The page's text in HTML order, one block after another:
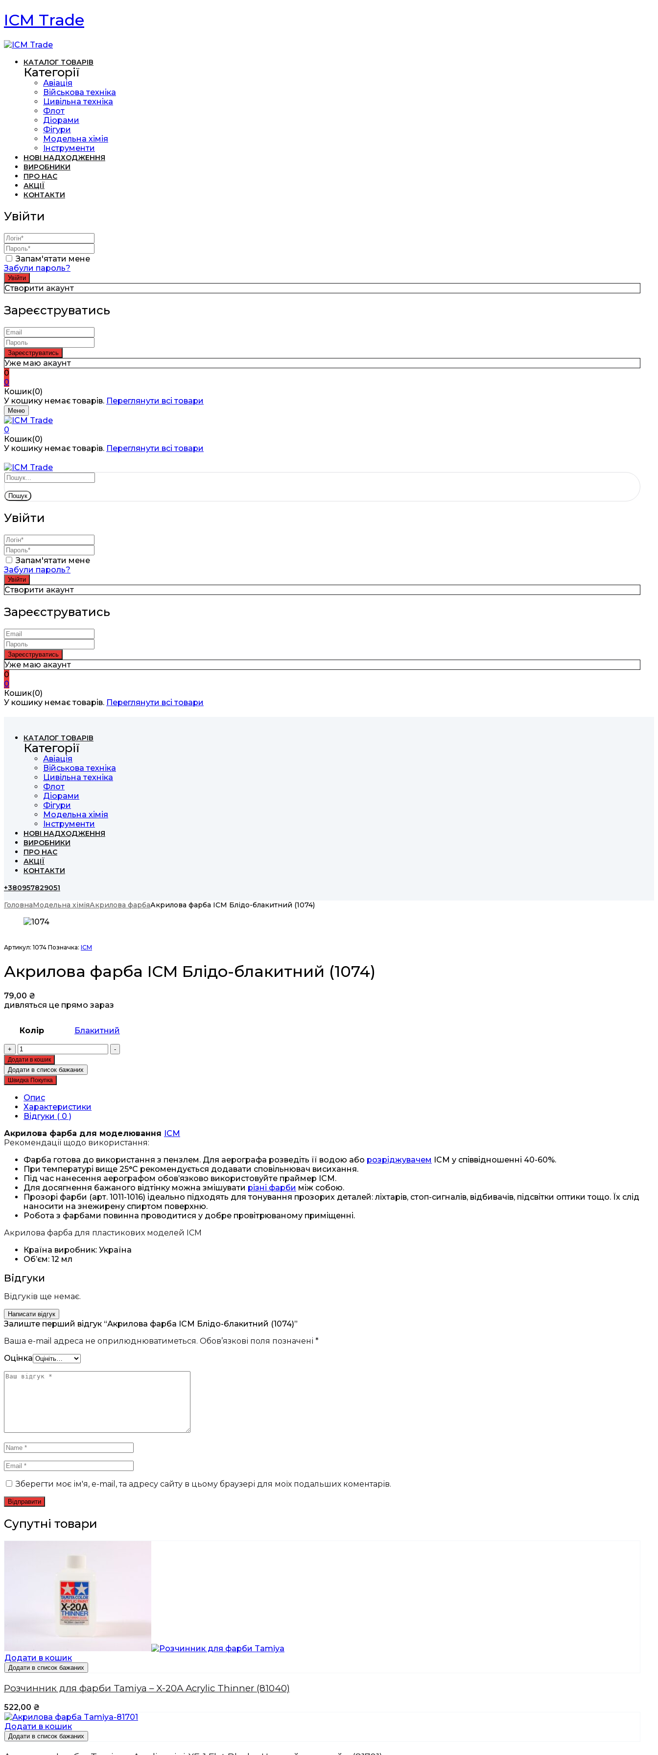
ICM Trade
КАТАЛОГ ТОВАРІВ
Категорії
Авіація
Військова техніка
Цивільна техніка
Флот
Діорами
Фігури
Модельна хімія
Інструменти
НОВІ НАДХОДЖЕННЯ
ВИРОБНИКИ
ПРО НАС
АКЦІЇ
КОНТАКТИ
Увійти
Запам'ятати мене
Забули пароль?
Створити акаунт
Зареєструватись
Уже маю акаунт
0
0
Кошик(0)
У кошику немає товарів. Переглянути всі товари
Меню
0
Кошик(0)
У кошику немає товарів. Переглянути всі товари
Пошук
Увійти
Запам'ятати мене
Забули пароль?
Створити акаунт
Зареєструватись
Уже маю акаунт
0
0
Кошик(0)
У кошику немає товарів. Переглянути всі товари
КАТАЛОГ ТОВАРІВ
Категорії
Авіація
Військова техніка
Цивільна техніка
Флот
Діорами
Фігури
Модельна хімія
Інструменти
НОВІ НАДХОДЖЕННЯ
ВИРОБНИКИ
ПРО НАС
АКЦІЇ
КОНТАКТИ
+380957829051
ГоловнаМодельна хіміяАкрилова фарбаАкрилова фарба ICM Блідо-блакитний (1074)
Артикул: 1074 Позначка: ICM
Акрилова фарба ICM Блідо-блакитний (1074)
79,00 ₴
дивляться це прямо зараз
Колір Блакитний
+
Акрилова
фарба
ICM
Блідо-
блакитний
(1074)
кількість
-
Додати в кошик
Додати в список бажаних
Швидка Покупка
Опис
Характеристики
Відгуки ( 0 )
Акрилова фарба для моделювання ICM
Рекомендації щодо використання:
Фарба готова до використання з пензлем. Для аерографа розведіть її водою або розріджувачем ICM у співвідношенні 40-60%.
При температурі вище 25°C рекомендується додавати сповільнювач висихання.
Під час нанесення аерографом обов’язково використовуйте праймер ICM.
Для досягнення бажаного відтінку можна змішувати різні фарби між собою.
Прозорі фарби (арт. 1011-1016) ідеально підходять для тонування прозорих деталей: ліхтарів, стоп-сигналів, відбивачів, підсвітки оптики тощо. Їх слід
наносити на знежирену спиртом поверхню.
Робота з фарбами повинна проводитися у добре провітрюваному приміщенні.
Акрилова фарба для пластикових моделей ICM
Країна виробник: Україна
Об’єм: 12 мл
Відгуки
Відгуків ще немає.
Написати відгук
Залиште перший відгук “Акрилова фарба ICM Блідо-блакитний (1074)”
Ваша e-mail адреса не оприлюднюватиметься. Обов’язкові поля позначені *
Оцінка
Зберегти моє ім'я, e-mail, та адресу сайту в цьому браузері для моїх подальших коментарів.
Супутні товари
Додати в кошик
Додати в список бажаних
Розчинник для фарби Tamiya – X-20A Acrylic Thinner (81040)
522,00 ₴
Додати в кошик
Додати в список бажаних